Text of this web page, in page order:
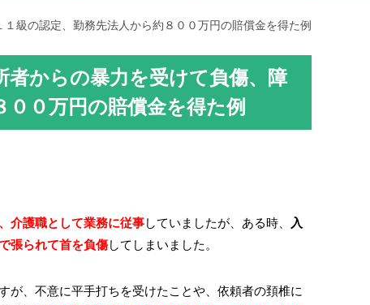
級の認定、勤務先法人から約８００万円の賠償金を得た例
者からの暴力を受けて負傷、障
０万円の賠償金を得た例
介護職として業務に従事していましたが、ある時、
入
張られて首を負傷してしまいました。
が、不意に平手打ちを受けたことや、依頼者の頚椎に